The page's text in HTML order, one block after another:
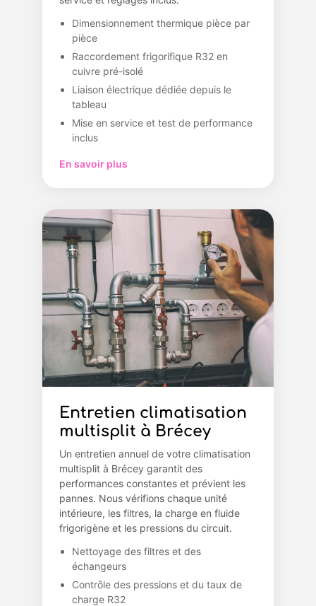
Dimensionnement thermique pièce par
pièce
Raccordement frigorifique R32 en
cuivre pré-isolé
Liaison électrique dédiée depuis le
tableau
Mise en service et test de performance
inclus
En savoir plus
Entretien climatisation
multisplit à Brécey
Un entretien annuel de votre climatisation
multisplit à Brécey garantit des
performances constantes et prévient les
pannes. Nous vérifions chaque unité
intérieure, les filtres, la charge en fluide
frigorigène et les pressions du circuit.
Nettoyage des filtres et des
échangeurs
Contrôle des pressions et du taux de
charge R32